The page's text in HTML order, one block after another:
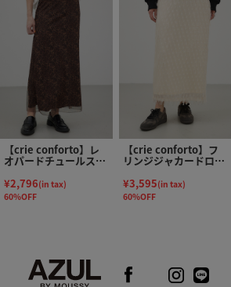
【crie conforto】レ
オパードチュールスカ
ート
¥2,796(in tax)
60%OFF
【crie conforto】フ
リンジジャカードロン
グスカート
¥3,595(in tax)
60%OFF